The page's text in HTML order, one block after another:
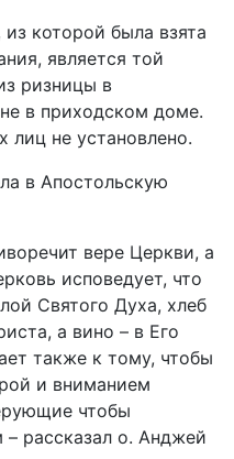
которой была взята
является той
ризницы в
в приходском доме.
лиц не установлено.
в Апостольскую
вере Церкви, а
исповедует, что
Святого Духа, хлеб
а вино – в Его
также к тому, чтобы
и вниманием
чтобы
рассказал о. Анджей